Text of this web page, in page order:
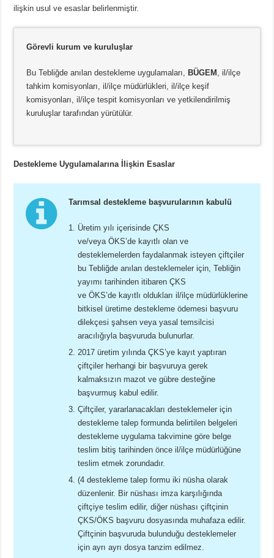
ilişkin usul ve esaslar belirlenmiştir.
Görevli kurum ve kuruluşlar
Bu Tebliğde anılan destekleme uygulamaları, BÜGEM
, il/ilçe
tahkim komisyonları, il/ilçe müdürlükleri, il/ilçe keşif
komisyonları, il/ilçe tespit komisyonları ve yetkilendirilmiş
kuruluşlar tarafından yürütülür.
Destekleme Uygulamalarına İlişkin Esaslar
Tarımsal destekleme başvurularının kabulü
Üretim yılı içerisinde ÇKS
ve/veya ÖKS’de kayıtlı olan ve
desteklemelerden faydalanmak isteyen çiftçiler
bu Tebliğde anılan desteklemeler için, Tebliğin
yayımı tarihinden itibaren ÇKS
ve ÖKS’de kayıtlı oldukları il/ilçe müdürlüklerine
bitkisel üretime destekleme ödemesi başvuru
dilekçesi şahsen veya yasal temsilcisi
aracılığıyla başvuruda bulunurlar.
2017 üretim yılında ÇKS’ye kayıt yaptıran
çiftçiler herhangi bir başvuruya gerek
kalmaksızın mazot ve gübre desteğine
başvurmuş kabul edilir.
Çiftçiler, yararlanacakları desteklemeler için
destekleme talep formunda belirtilen belgeleri
destekleme uygulama takvimine göre belge
teslim bitiş tarihinden önce il/ilçe müdürlüğüne
teslim etmek zorundadır.
(4 destekleme talep formu iki nüsha olarak
düzenlenir. Bir nüshası imza karşılığında
çiftçiye teslim edilir, diğer nüshası çiftçinin
ÇKS/ÖKS başvuru dosyasında muhafaza edilir.
Çiftçinin başvuruda bulunduğu desteklemeler
için ayrı ayrı dosya tanzim edilmez.